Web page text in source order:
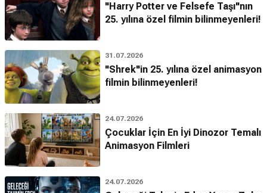
"Harry Potter ve Felsefe Taşı"nın
25. yılına özel filmin bilinmeyenleri!
31.07.2026
"Shrek"in 25. yılına özel animasyon
filmin bilinmeyenleri!
24.07.2026
Çocuklar İçin En İyi Dinozor Temalı
Animasyon Filmleri
24.07.2026